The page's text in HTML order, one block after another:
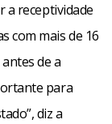
a receptividade
com mais de 16
de a
para
diz a